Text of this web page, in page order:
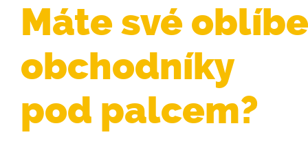
Máte své
obchodníky
pod palcem?